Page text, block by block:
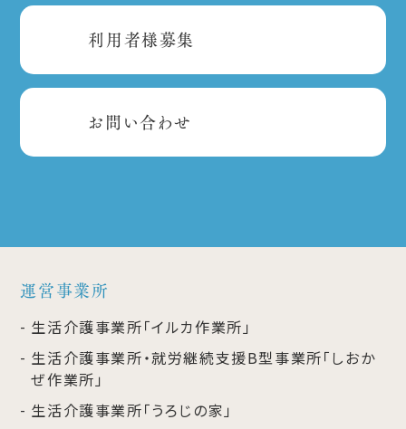
利用者様募集
お問い合わせ
運営事業所
生活介護事業所「イルカ作業所」
生活介護事業所・就労継続支援B型事業所「しおか
ぜ作業所」
生活介護事業所「うろじの家」